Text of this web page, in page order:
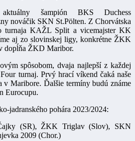
aktuálny šampión BKS Duchess
nováčik SKN St.Pölten. Z Chorvátska
turnaja KAŽL Split a vicemajster KK
aj zo slovinskej ligy, konkrétne ŽKK
dopĺňa ŽKD Maribor.
spôsobom, dvaja najlepší z každej
turnaj. Prvý hrací víkend čaká naše
v Maribore. Ďalšie termíny budú známe
Eurocupu.
jadranského pohára 2023/2024:
(SR), ŽKK Triglav (Slov), SKN
2009 (Chor.)